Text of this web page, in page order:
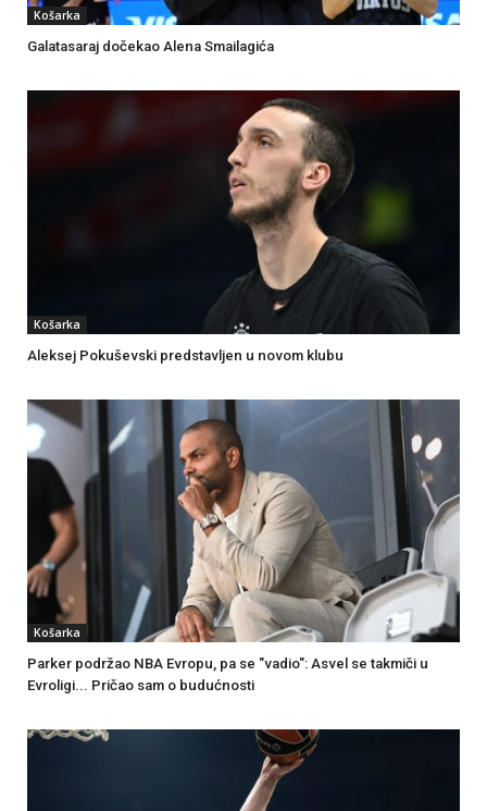
Košarka
Galatasaraj dočekao Alena Smailagića
Košarka
Aleksej Pokuševski predstavljen u novom klubu
Košarka
Parker podržao NBA Evropu, pa se "vadio": Asvel se takmiči u
Evroligi... Pričao sam o budućnosti